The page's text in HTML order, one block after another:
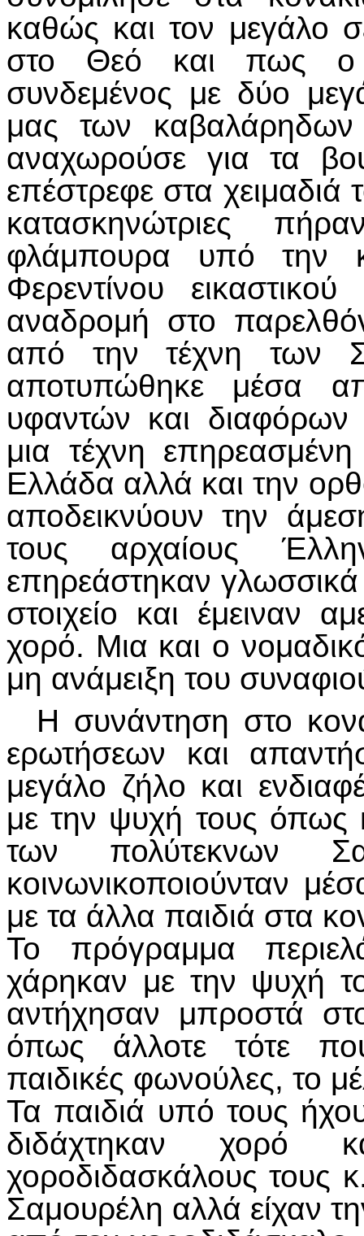
καθώς και τον μεγάλο
στο Θεό και πως ο
συνδεμένος με δύο
μας των καβαλάρηδων
αναχωρούσε για τα
επέστρεφε στα χειμαδιά
κατασκηνώτριες
φλάμπουρα υπό την
Φερεντίνου
αναδρομή στο
από την τέχνη των
αποτυπώθηκε μέσα
υφαντών και διαφόρων
μια τέχνη
Ελλάδα αλλά και την
αποδεικνύουν την
τους αρχαίους
επηρεάστηκαν γλωσσικά
στοιχείο και έμειναν
χορό. Μια και ο
μη ανάμειξη του
Η συνάντηση στο
ερωτήσεων και
μεγάλο ζήλο και
με την ψυχή τους όπως
των πολύτεκνων
κοινωνικοποιούνταν
με τα άλλα παιδιά στα
Το πρόγραμμα
χάρηκαν με την ψυχή
αντήχησαν μπροστά
όπως άλλοτε τότε
παιδικές φωνούλες, το
Τα παιδιά υπό τους
διδάχτηκαν χορό
χοροδιδασκάλους τους
Σαμουρέλη αλλά είχαν